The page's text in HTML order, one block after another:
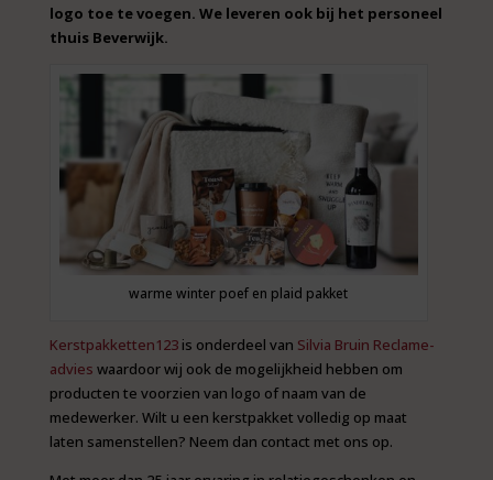
logo toe te voegen. We leveren ook bij het personeel
thuis Beverwijk.
warme winter poef en plaid pakket
Kerstpakketten123is onderdeel van Silvia Bruin Reclame-
advies waardoor wij ook de mogelijkheid hebben om
producten te voorzien van logo of naam van de
medewerker. Wilt u een kerstpakket volledig op maat
laten samenstellen? Neem dan contact met ons op.